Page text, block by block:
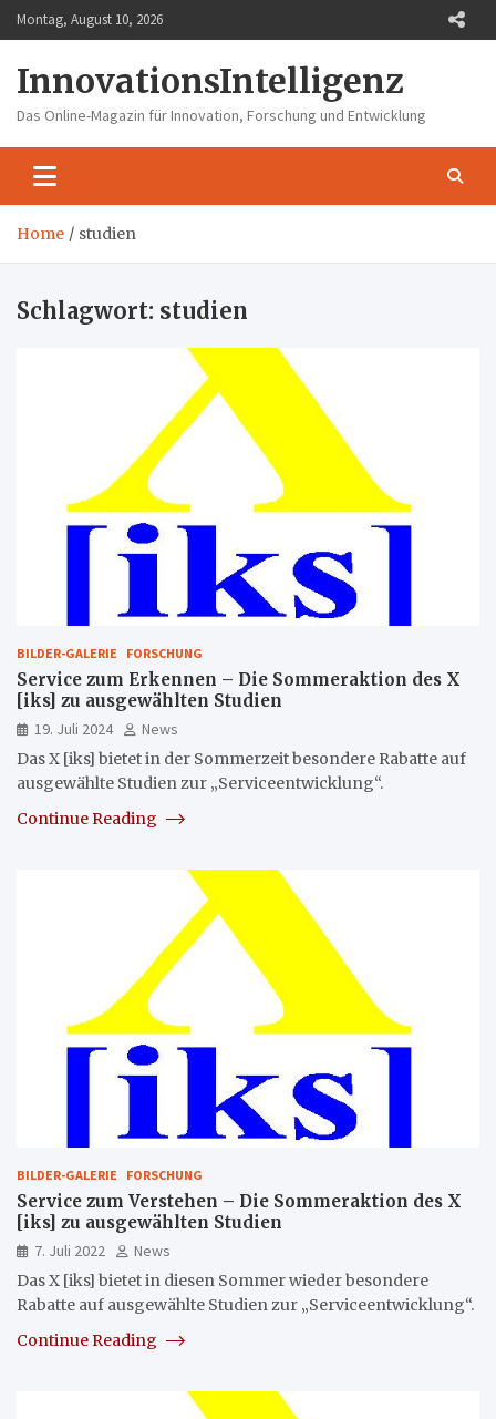
Skip
to
Montag, August 10, 2026
InnovationsIntelligenz
Das Online-Magazin für Innovation, Forschung und Entwicklung
Home studien
Schlagwort: studien
BILDER-GALERIE FORSCHUNG
Service zum Erkennen – Die Sommeraktion des X
[iks] zu ausgewählten Studien
19. Juli 2024
News
Das X [iks] bietet in der Sommerzeit besondere Rabatte auf
ausgewählte Studien zur „Serviceentwicklung“.
Continue Reading
BILDER-GALERIE FORSCHUNG
Service zum Verstehen – Die Sommeraktion des X
[iks] zu ausgewählten Studien
7. Juli 2022
News
Das X [iks] bietet in diesen Sommer wieder besondere
Rabatte auf ausgewählte Studien zur „Serviceentwicklung“.
Continue Reading